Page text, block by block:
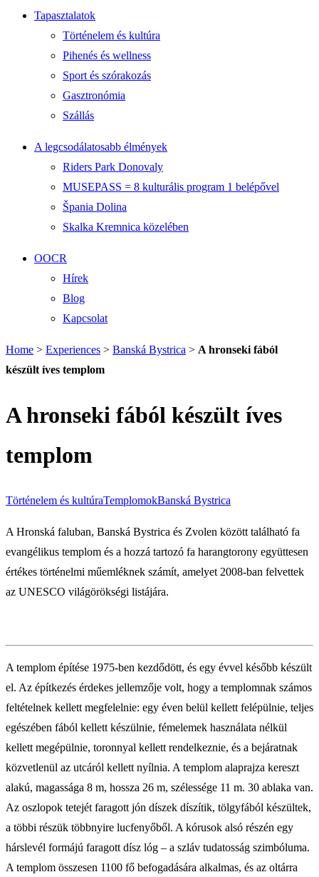
Tapasztalatok
Történelem és kultúra
Pihenés és wellness
Sport és szórakozás
Gasztronómia
Szállás
A legcsodálatosabb élmények
Riders Park Donovaly
MUSEPASS = 8 kulturális program 1 belépővel
Špania Dolina
Skalka Kremnica közelében
OOCR
Hírek
Blog
Kapcsolat
Home > Experiences > Banská Bystrica > A hronseki fából
készült íves templom
A hronseki fából készült íves
templom
Történelem és kultúraTemplomokBanská Bystrica
A Hronská faluban, Banská Bystrica és Zvolen között található fa
evangélikus templom és a hozzá tartozó fa harangtorony együttesen
értékes történelmi műemléknek számít, amelyet 2008-ban felvettek
az UNESCO világörökségi listájára.
A templom építése 1975-ben kezdődött, és egy évvel később készült
el. Az építkezés érdekes jellemzője volt, hogy a templomnak számos
feltételnek kellett megfelelnie: egy éven belül kellett felépülnie, teljes
egészében fából kellett készülnie, fémelemek használata nélkül
kellett megépülnie, toronnyal kellett rendelkeznie, és a bejáratnak
közvetlenül az utcáról kellett nyílnia. A templom alaprajza kereszt
alakú, magassága 8 m, hossza 26 m, szélessége 11 m. 30 ablaka van.
Az oszlopok tetejét faragott jón díszek díszítik, tölgyfából készültek,
a többi részük többnyire lucfenyőből. A kórusok alsó részén egy
hárslevél formájú faragott dísz lóg – a szláv tudatosság szimbóluma.
A templom összesen 1100 fő befogadására alkalmas, és az oltárra